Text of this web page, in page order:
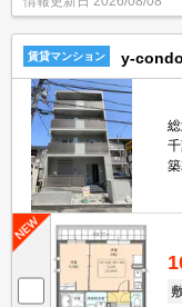
賃貸マンション y-condo